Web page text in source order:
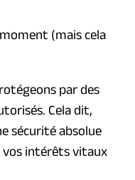
(mais cela
par des
Cela dit,
sécurité absolue
vos intérêts vitaux